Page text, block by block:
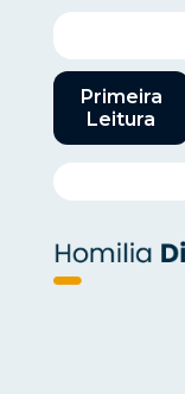
Primeira
Leitura